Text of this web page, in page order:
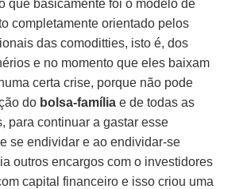
que basicamente foi o modelo de
completamente orientado pelos
das comoditties, isto é, dos
e no momento que eles baixam
certa crise, porque não pode
do bolsa-família e de todas as
para continuar a gastar esse
se endividar e ao endividar-se
outros encargos com o investidores
capital financeiro e isso criou uma